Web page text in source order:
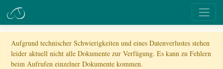
Aufgrund technischer Schwierigkeiten und eines Datenverlustes stehen
leider aktuell nicht alle Dokumente zur Verfügung. Es kann zu Fehlern
beim Aufrufen einzelner Dokumente kommen.